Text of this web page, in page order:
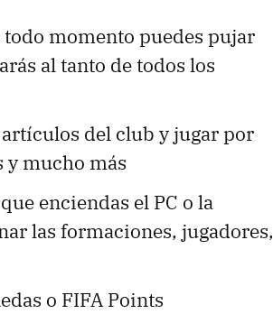
todo momento puedes pujar
al tanto de todos los
del club y jugar por
y mucho más
enciendas el PC o la
las formaciones, jugadores,
o FIFA Points